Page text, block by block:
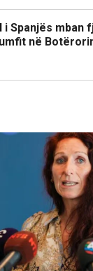
Spanjës mban
në